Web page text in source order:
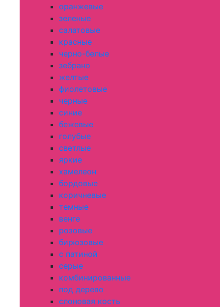
оранжевые
зеленые
салатовые
красные
черно-белые
зебрано
желтые
фиолетовые
черные
синие
бежевые
голубые
светлые
яркие
хамелеон
бордовые
коричневые
темные
венге
розовые
бирюзовые
с патиной
серые
комбинированные
под дерево
слоновая кость